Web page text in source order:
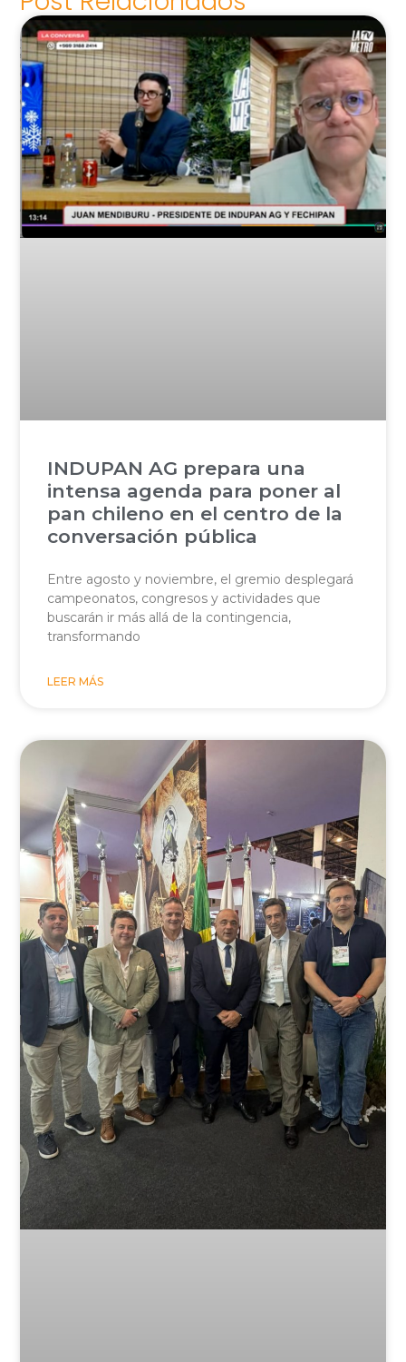
INDUPAN AG prepara una
intensa agenda para poner al
pan chileno en el centro de la
conversación pública
Entre agosto y noviembre, el gremio desplegará
campeonatos, congresos y actividades que
buscarán ir más allá de la contingencia,
transformando
LEER MÁS